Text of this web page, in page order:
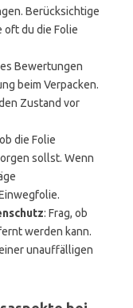
Berücksichtige
oft du die Folie
Bewertungen
beim Verpacken.
Zustand vor
die Folie
sollst. Wenn
: Frag, ob
werden kann.
unauffälligen